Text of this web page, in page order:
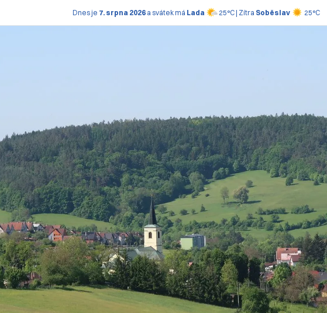
Dnes je 7. srpna 2026a svátek má Lada 25°C | Zítra Soběslav 25°C